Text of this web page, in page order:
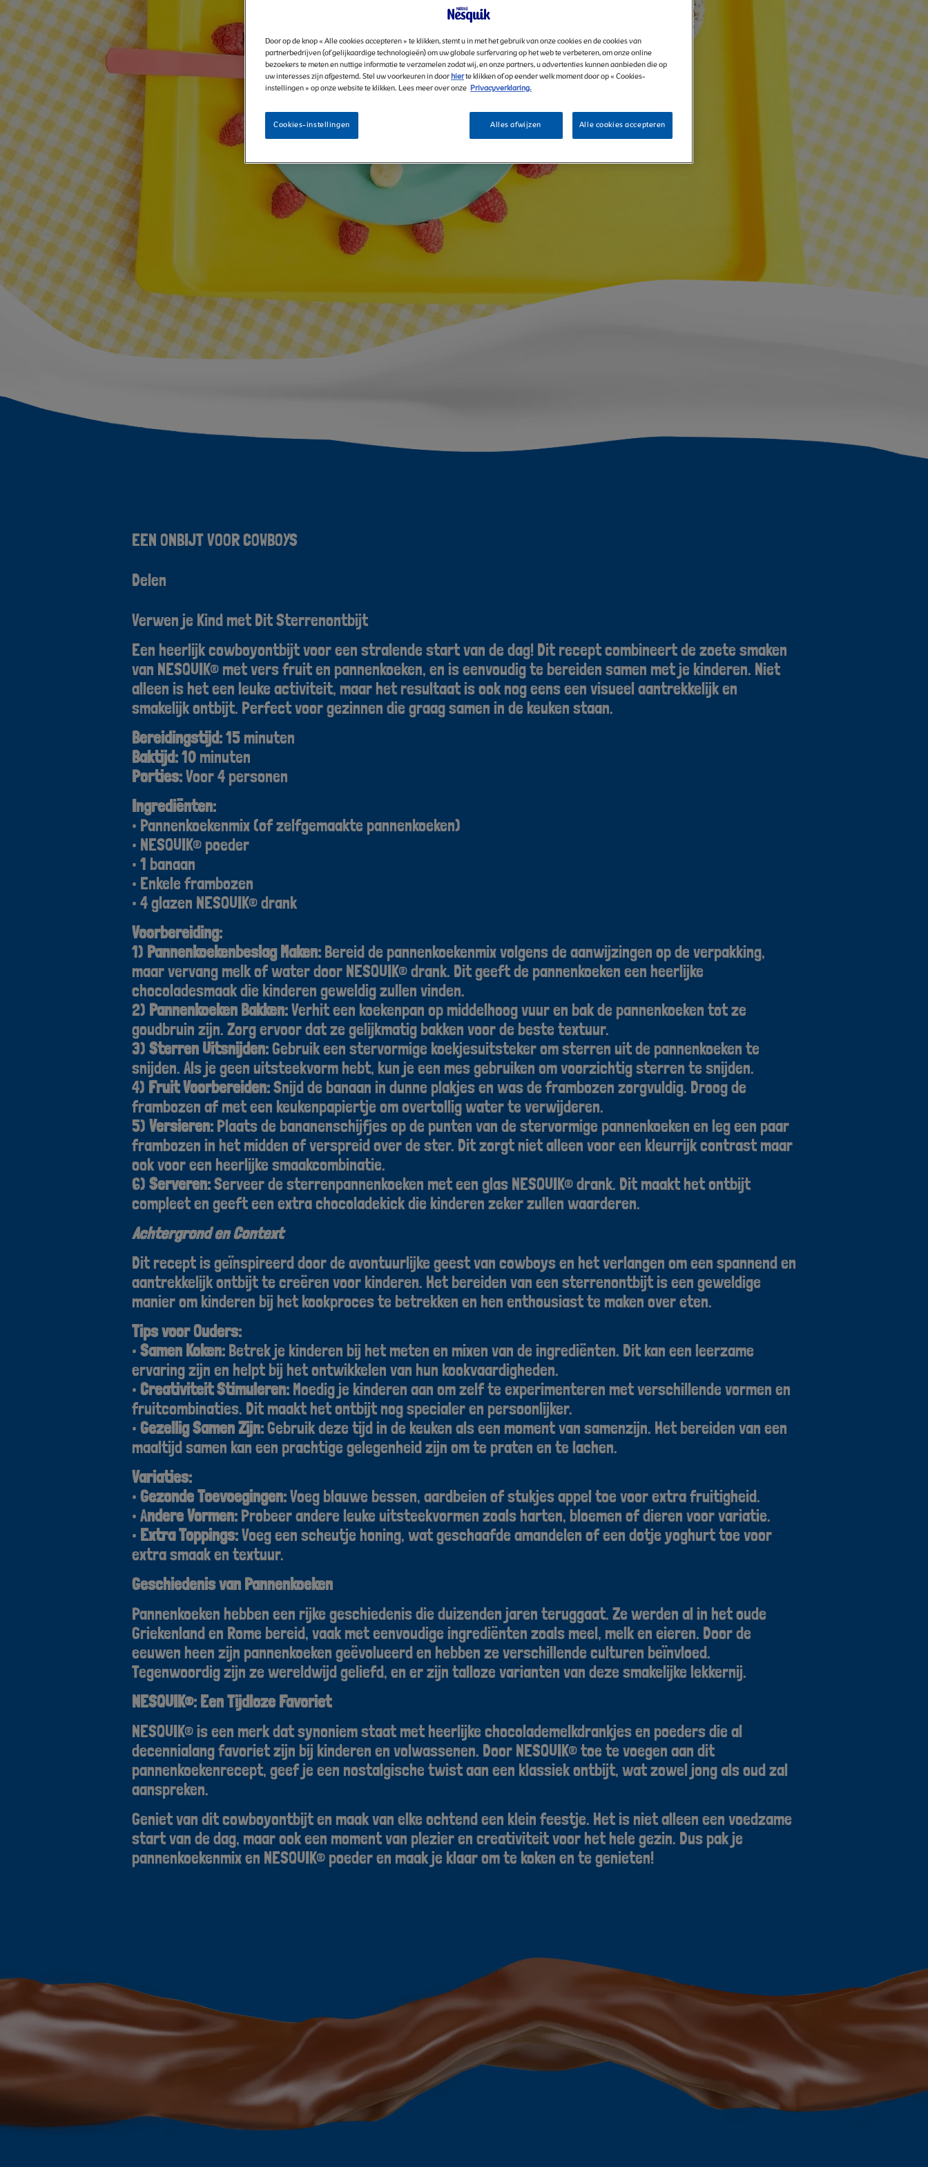
|
NESQUIK
EEN ONBIJT VOOR COWBOYS
Delen
Verwen je Kind met Dit Sterrenontbijt
Een heerlijk cowboyontbijt voor een stralende start van de dag! Dit recept combineert de zoete smaken
van NESQUIK® met vers fruit en pannenkoeken, en is eenvoudig te bereiden samen met je kinderen. Niet
alleen is het een leuke activiteit, maar het resultaat is ook nog eens een visueel aantrekkelijk en
smakelijk ontbijt. Perfect voor gezinnen die graag samen in de keuken staan.
Bereidingstijd:15 minuten
Baktijd:10 minuten
Porties:Voor 4 personen
Ingrediënten:
• Pannenkoekenmix (of zelfgemaakte pannenkoeken)
• NESQUIK® poeder
• 1 banaan
• Enkele frambozen
• 4 glazen NESQUIK® drank
Voorbereiding:
1) Pannenkoekenbeslag Maken: Bereid de pannenkoekenmix volgens de aanwijzingen op de verpakking,
maar vervang melk of water door NESQUIK® drank. Dit geeft de pannenkoeken een heerlijke
chocoladesmaak die kinderen geweldig zullen vinden.
2) Pannenkoeken Bakken:Verhit een koekenpan op middelhoog vuur en bak de pannenkoeken tot ze
goudbruin zijn. Zorg ervoor dat ze gelijkmatig bakken voor de beste textuur.
3) Sterren Uitsnijden:Gebruik een stervormige koekjesuitsteker om sterren uit de pannenkoeken te
snijden. Als je geen uitsteekvorm hebt, kun je een mes gebruiken om voorzichtig sterren te snijden.
4) Fruit Voorbereiden:Snijd de banaan in dunne plakjes en was de frambozen zorgvuldig. Droog de
frambozen af met een keukenpapiertje om overtollig water te verwijderen.
5) Versieren: Plaats de bananenschijfjes op de punten van de stervormige pannenkoeken en leg een paar
frambozen in het midden of verspreid over de ster. Dit zorgt niet alleen voor een kleurrijk contrast maar
ook voor een heerlijke smaakcombinatie.
6) Serveren:Serveer de sterrenpannenkoeken met een glas NESQUIK® drank. Dit maakt het ontbijt
compleet en geeft een extra chocoladekick die kinderen zeker zullen waarderen.
Achtergrond en Context
Dit recept is geïnspireerd door de avontuurlijke geest van cowboys en het verlangen om een spannend en
aantrekkelijk ontbijt te creëren voor kinderen. Het bereiden van een sterrenontbijt is een geweldige
manier om kinderen bij het kookproces te betrekken en hen enthousiast te maken over eten.
Tips voor Ouders:
• Samen Koken: Betrek je kinderen bij het meten en mixen van de ingrediënten. Dit kan een leerzame
ervaring zijn en helpt bij het ontwikkelen van hun kookvaardigheden.
• Creativiteit Stimuleren: Moedig je kinderen aan om zelf te experimenteren met verschillende vormen en
fruitcombinaties. Dit maakt het ontbijt nog specialer en persoonlijker.
• Gezellig Samen Zijn:Gebruik deze tijd in de keuken als een moment van samenzijn. Het bereiden van een
maaltijd samen kan een prachtige gelegenheid zijn om te praten en te lachen.
Variaties:
• Gezonde Toevoegingen:Voeg blauwe bessen, aardbeien of stukjes appel toe voor extra fruitigheid.
• Andere Vormen: Probeer andere leuke uitsteekvormen zoals harten, bloemen of dieren voor variatie.
• Extra Toppings:Voeg een scheutje honing, wat geschaafde amandelen of een dotje yoghurt toe voor
extra smaak en textuur.
Geschiedenis van Pannenkoeken
Pannenkoeken hebben een rijke geschiedenis die duizenden jaren teruggaat. Ze werden al in het oude
Griekenland en Rome bereid, vaak met eenvoudige ingrediënten zoals meel, melk en eieren. Door de
eeuwen heen zijn pannenkoeken geëvolueerd en hebben ze verschillende culturen beïnvloed.
Tegenwoordig zijn ze wereldwijd geliefd, en er zijn talloze varianten van deze smakelijke lekkernij.
NESQUIK®: Een Tijdloze Favoriet
NESQUIK® is een merk dat synoniem staat met heerlijke chocolademelkdrankjes en poeders die al
decennialang favoriet zijn bij kinderen en volwassenen. Door NESQUIK® toe te voegen aan dit
pannenkoekenrecept, geef je een nostalgische twist aan een klassiek ontbijt, wat zowel jong als oud zal
aanspreken.
Geniet van dit cowboyontbijt en maak van elke ochtend een klein feestje. Het is niet alleen een voedzame
start van de dag, maar ook een moment van plezier en creativiteit voor het hele gezin. Dus pak je
pannenkoekenmix en NESQUIK® poeder en maak je klaar om te koken en te genieten!
Door op de knop « Alle cookies accepteren » te klikken, stemt u in met het gebruik van onze cookies en de cookies van
partnerbedrijven (of gelijkaardige technologieën) om uw globale surfervaring op het web te verbeteren, om onze online
bezoekers te meten en nuttige informatie te verzamelen zodat wij, en onze partners, u advertenties kunnen aanbieden die op
uw interesses zijn afgestemd. Stel uw voorkeuren in doorhierte klikken of op eender welk moment door op « Cookies-
instellingen » op onze website te klikken. Lees meer over onze Privacyverklaring.
Alles afwijzen Alle cookies accepteren
Cookies-instellingen